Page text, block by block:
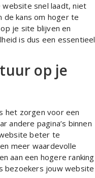
snel laadt, niet
de kans om hoger te
je site blijven en
is dus een essentieel
op je
het zorgen voor een
andere pagina’s binnen
beter te
meer waardevolle
aan een hogere ranking
bezoekers jouw website